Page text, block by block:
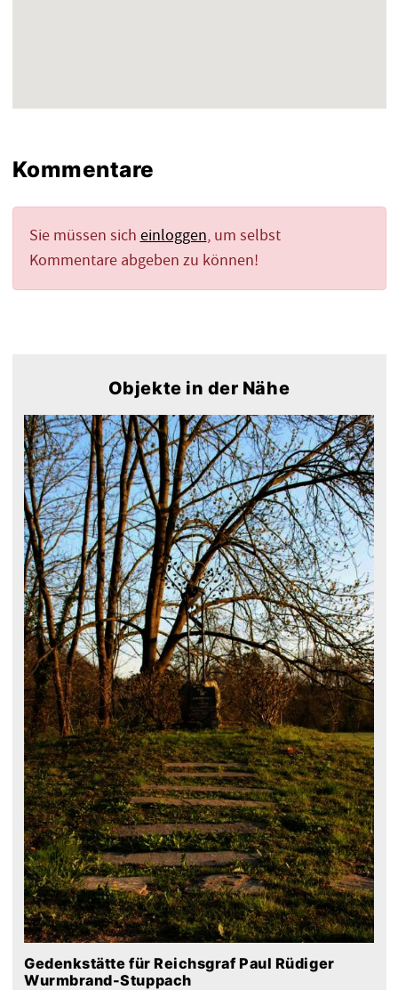
Kommentare
Sie müssen sich einloggen, um selbst
Kommentare abgeben zu können!
Objekte in der Nähe
Gedenkstätte für Reichsgraf Paul Rüdiger
Wurmbrand-Stuppach